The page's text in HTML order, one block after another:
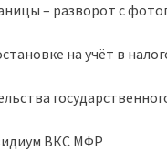
– разворот с
на учёт в
ВКС МФР